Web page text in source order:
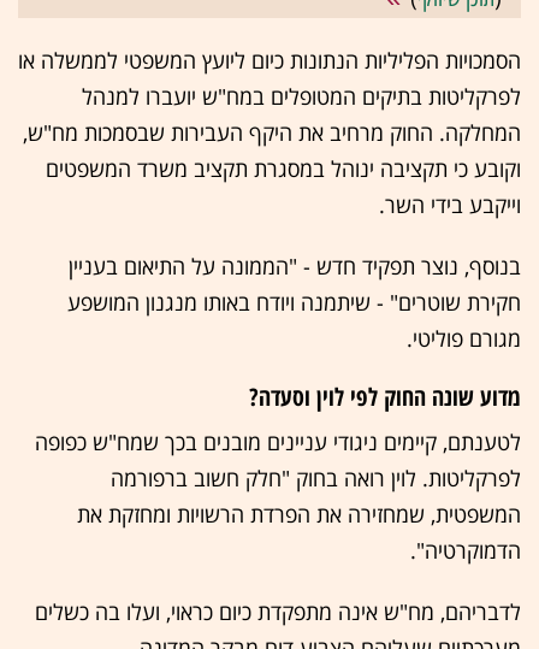
הסמכויות הפליליות הנתונות כיום ליועץ המשפטי לממשלה או
לפרקליטות בתיקים המטופלים במח"ש יועברו למנהל
המחלקה. החוק מרחיב את היקף העבירות שבסמכות מח"ש,
וקובע כי תקציבה ינוהל במסגרת תקציב משרד המשפטים
וייקבע בידי השר.
בנוסף, נוצר תפקיד חדש - "הממונה על התיאום בעניין
חקירת שוטרים" - שיתמנה ויודח באותו מנגנון המושפע
מגורם פוליטי.
מדוע שונה החוק לפי לוין וסעדה?
לטענתם, קיימים ניגודי עניינים מובנים בכך שמח"ש כפופה
לפרקליטות. לוין רואה בחוק "חלק חשוב ברפורמה
המשפטית, שמחזירה את הפרדת הרשויות ומחזקת את
הדמוקרטיה".
לדבריהם, מח"ש אינה מתפקדת כיום כראוי, ועלו בה כשלים